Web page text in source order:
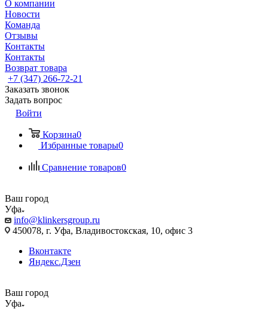
О компании
Новости
Команда
Отзывы
Контакты
Контакты
Возврат товара
+7 (347) 266-72-21
Заказать звонок
Задать вопрос
Войти
Корзина0
Избранные товары0
Сравнение товаров0
Ваш город
Уфа
info@klinkersgroup.ru
450078, г. Уфа, Владивостокская, 10, офис 3
Вконтакте
Яндекс.Дзен
Ваш город
Уфа